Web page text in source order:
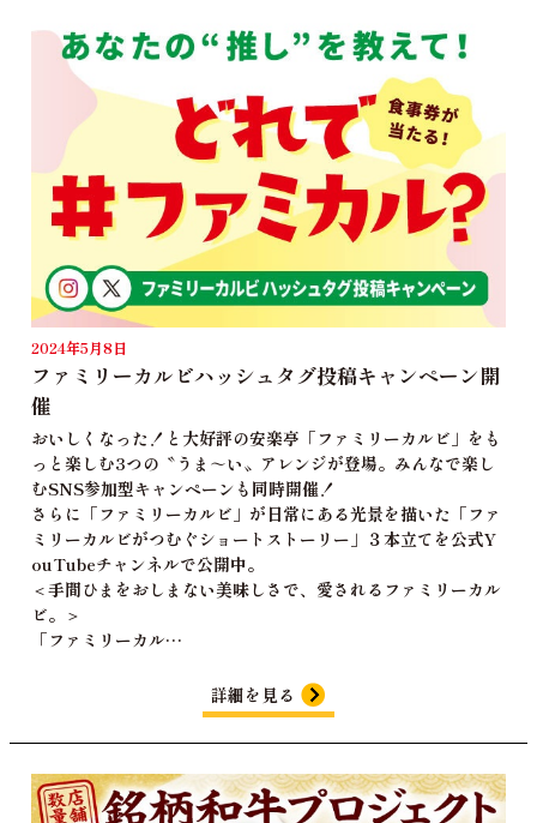
2024年5月8日
ファミリーカルビハッシュタグ投稿キャンペーン開
催
おいしくなった！と大好評の安楽亭「ファミリーカルビ」をも
っと楽しむ3つの〝うま～い〟アレンジが登場。みんなで楽し
むSNS参加型キャンペーンも同時開催！
さらに「ファミリーカルビ」が日常にある光景を描いた「ファ
ミリーカルビがつむぐショートストーリー」３本立てを公式Y
ouTubeチャンネルで公開中。
＜手間ひまをおしまない美味しさで、愛されるファミリーカル
ビ。＞
「ファミリーカル…
詳細を見る